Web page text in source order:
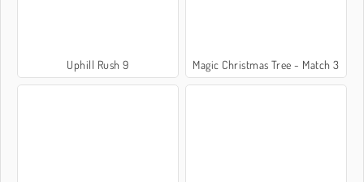
Uphill Rush 9 Magic Christmas Tree - Match 3